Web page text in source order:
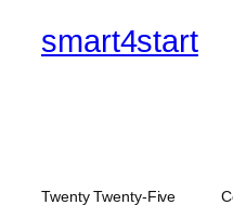
smart4start
Twenty Twenty-Five